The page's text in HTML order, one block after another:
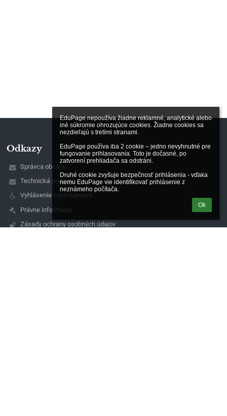
EduPage nepoužíva žiadne reklamné, analytické alebo
iné súkromie ohrozujúce cookies. Žiadne cookies sa
nezdieľajú s tretími stranami.
EduPage používa iba 2 cookie – jedno nevyhnutné pre
fungovanie prihlasovania. Toto je dočasné, po
zatvorení prehliadača sa odstráni.
Druhé cookie zvyšuje bezpečnosť prihlásenia - vďaka
nemu EduPage vie identifikovať prihlásenie z
neznámeho počítača.
Ok
Odkazy
Správca obsahu
Technická podpora
Vyhlásenie o prístupnosti
Právne informácie
Zásady ochrany osobných údajov